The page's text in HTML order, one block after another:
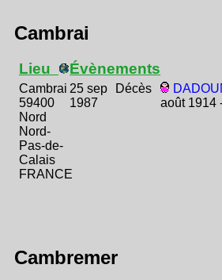
Cambrai
Lieu
Cambrai
59400
Nord
Nord-
Pas-de-
Calais
FRANCE
Évènements
25 sep
1987
Décès
août 1914
Cambremer